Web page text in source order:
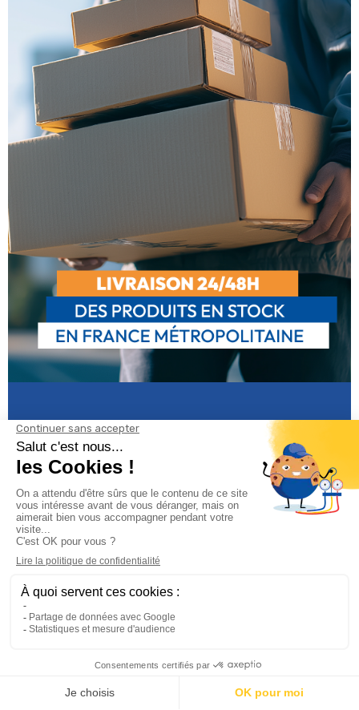
Informations
Climservice
Informations